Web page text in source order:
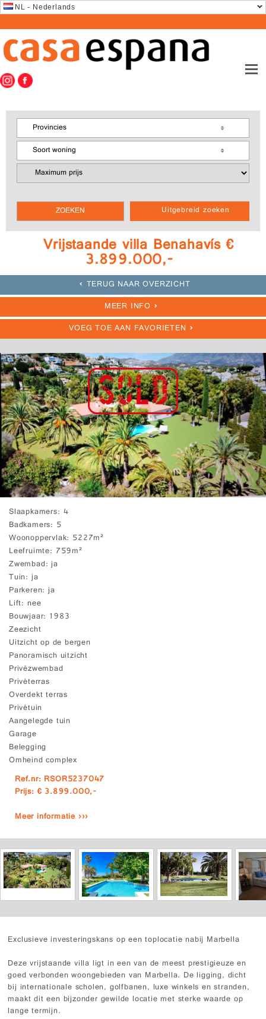
NL - Nederlands
Uitgebreid zoeken
Provincies
Soort woning
Vrijstaande villa Benahavís €
3.899.000,-
TERUG NAAR OVERZICHT
MEER INFO
VOEG TOE AAN FAVORIETEN
Slaapkamers 4
Badkamers 5
Woonoppervlak 5227m²
Leefruimte 759m²
Zwembad ja
Tuin ja
Parkeren ja
Lift nee
Bouwjaar 1983
Zeezicht
Uitzicht op de bergen
Panoramisch uitzicht
Privézwembad
Privéterras
Overdekt terras
Privétuin
Aangelegde tuin
Garage
Belegging
Omheind complex
Ref.nr: RSOR5237047
Prijs: € 3.899.000,-
Meer informatie ›››
Exclusieve investeringskans op een toplocatie nabij Marbella
Deze vrijstaande villa ligt in een van de meest prestigieuze en
goed verbonden woongebieden van Marbella. De ligging, dicht
bij internationale scholen, golfbanen, luxe winkels en stranden,
maakt dit een bijzonder gewilde locatie met sterke waarde op
lange termijn.